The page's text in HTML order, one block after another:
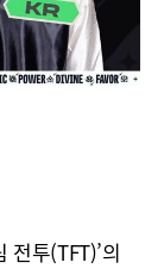
전투(TFT)’의